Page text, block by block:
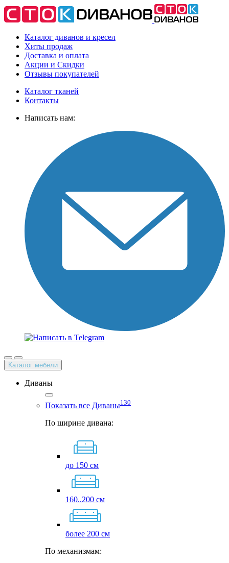
Каталог диванов и кресел
Хиты продаж
Доставка и оплата
Акции и Скидки
Отзывы покупателей
Каталог тканей
Контакты
Написать нам:
Каталог мебели
Диваны
Показать все Диваны130
По ширине дивана:
до 150 см
160..200 см
более 200 см
По механизмам: